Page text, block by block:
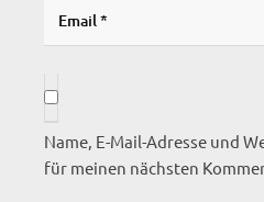
Name, E-Mail-Adresse und
für meinen nächsten